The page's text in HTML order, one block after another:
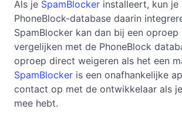
Als je SpamBlocker installeert, kun je
PhoneBlock-database daarin
SpamBlocker kan dan bij een oproep
vergelijken met de PhoneBlock
oproep direct weigeren als het een
SpamBlocker is een onafhankelijke
contact op met de ontwikkelaar als
mee hebt.